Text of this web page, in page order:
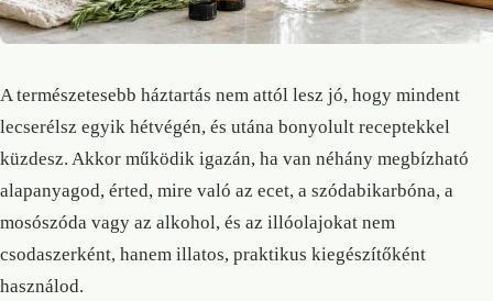
A természetesebb háztartás nem attól lesz jó, hogy mindent
lecserélsz egyik hétvégén, és utána bonyolult receptekkel
küzdesz. Akkor működik igazán, ha van néhány megbízható
alapanyagod, érted, mire való az ecet, a szódabikarbóna, a
mosószóda vagy az alkohol, és az illóolajokat nem
csodaszerként, hanem illatos, praktikus kiegészítőként
használod.